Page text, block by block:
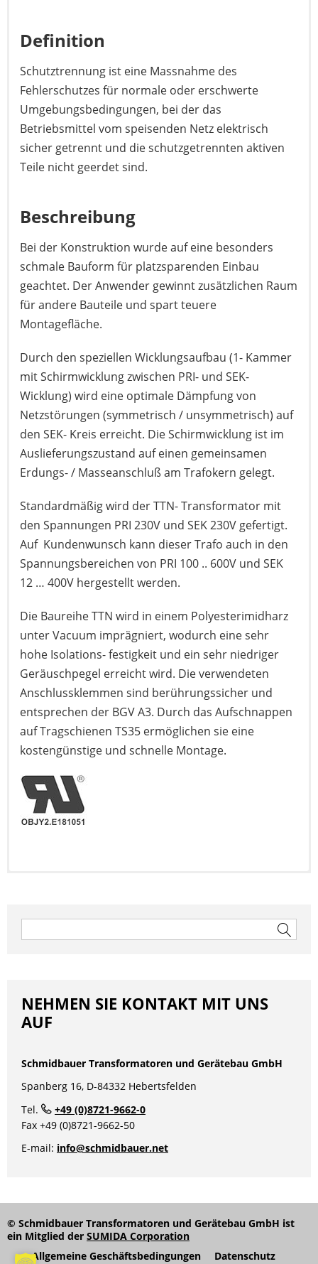
Definition
Schutztrennung ist eine Massnahme des
Fehlerschutzes für normale oder erschwerte
Umgebungsbedingungen, bei der das
Betriebsmittel vom speisenden Netz elektrisch
sicher getrennt und die schutzgetrennten aktiven
Teile nicht geerdet sind.
Beschreibung
Bei der Konstruktion wurde auf eine besonders
schmale Bauform für platzsparenden Einbau
geachtet. Der Anwender gewinnt zusätzlichen Raum
für andere Bauteile und spart teuere
Montagefläche.
Durch den speziellen Wicklungsaufbau (1- Kammer
mit Schirmwicklung zwischen PRI- und SEK-
Wicklung) wird eine optimale Dämpfung von
Netzstörungen (symmetrisch / unsymmetrisch) auf
den SEK- Kreis erreicht. Die Schirmwicklung ist im
Auslieferungszustand auf einen gemeinsamen
Erdungs- / Masseanschluß am Trafokern gelegt.
Standardmäßig wird der TTN- Transformator mit
den Spannungen PRI 230V und SEK 230V gefertigt.
Auf Kundenwunsch kann dieser Trafo auch in den
Spannungsbereichen von PRI 100 .. 600V und SEK
12 … 400V hergestellt werden.
Die Baureihe TTN wird in einem Polyesterimidharz
unter Vacuum imprägniert, wodurch eine sehr
hohe Isolations- festigkeit und ein sehr niedriger
Geräuschpegel erreicht wird. Die verwendeten
Anschlussklemmen sind berührungssicher und
entsprechen der BGV A3. Durch das Aufschnappen
auf Tragschienen TS35 ermöglichen sie eine
kostengünstige und schnelle Montage.
1AC Trenntransformatoren mit
statischer Schirmwicklung und
Tragschinenmontage
IEC/EN61558-2-4 UL1446
Ausgangsspannung
12 ….. 400V | 230V
(standard)
NEHMEN SIE KONTAKT MIT UNS
AUF
Schmidbauer Transformatoren und Gerätebau GmbH
Spanberg 16, D-84332 Hebertsfelden
Tel.
+49 (0)8721-9662-0
Fax +49 (0)8721-9662-50
E-mail: info@schmidbauer.net
© Schmidbauer Transformatoren und Gerätebau GmbH ist
ein Mitglied der SUMIDA Corporation
Allgemeine Geschäftsbedingungen
Datenschutz